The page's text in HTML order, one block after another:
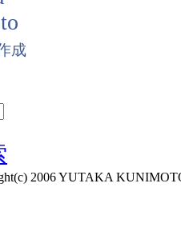
成
2006 YUTAKA